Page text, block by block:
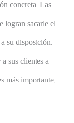
concreta. Las
logran sacarle el
su disposición.
sus clientes a
más importante,